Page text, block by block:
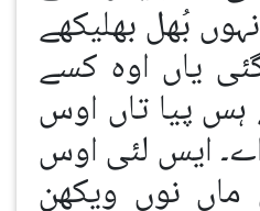
بُھل بھلیکھے
یاں اوہ کسے
پیا تاں اوس
ایس لئی اوس
ماں نوں ویکھن